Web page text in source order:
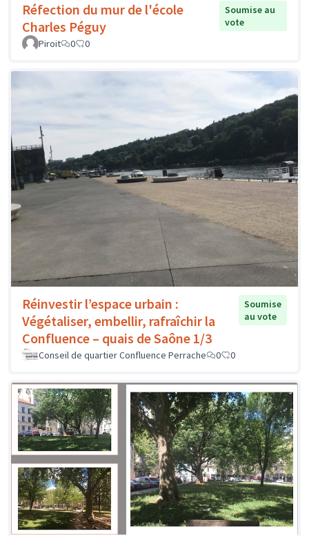
Réfection du mur de l'école
Charles Péguy
Soumise au
vote
Piroit
0 0
Réinvestir l’espace urbain :
Végétaliser, embellir, rafraîchir la
Confluence – quais de Saône 1/3
Soumise
au vote
Conseil de quartier Confluence Perrache 0 0